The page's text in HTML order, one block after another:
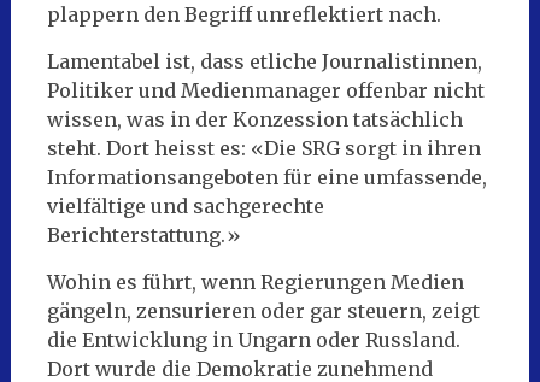
plappern den Begriff unreflektiert nach.
Lamentabel ist, dass etliche Journalistinnen,
Politiker und Medienmanager offenbar nicht
wissen, was in der Konzession tatsächlich
steht. Dort heisst es: «Die SRG sorgt in ihren
Informationsangeboten für eine umfassende,
vielfältige und sachgerechte
Berichterstattung.»
Wohin es führt, wenn Regierungen Medien
gängeln, zensurieren oder gar steuern, zeigt
die Entwicklung in Ungarn oder Russland.
Dort wurde die Demokratie zunehmend